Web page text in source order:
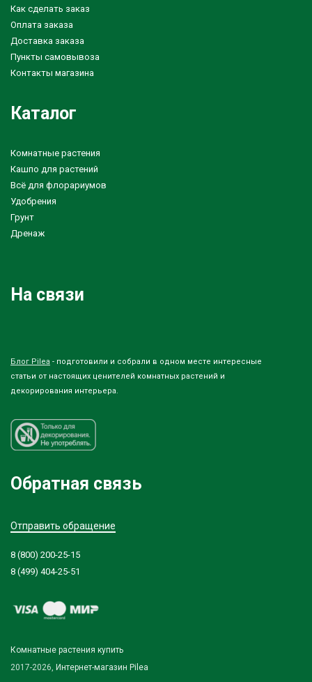
Как сделать заказ
Оплата заказа
Доставка заказа
Пункты самовывоза
Контакты магазина
Каталог
Комнатные растения
Кашпо для растений
Всё для флорариумов
Удобрения
Грунт
Дренаж
На связи
Блог Pilea - подготовили и собрали в одном месте интересные
статьи от настоящих ценителей комнатных растений и
декорирования интерьера.
Обратная связь
Отправить обращение
8 (800) 200-25-15
8 (499) 404-25-51
Комнатные растения купить
2017-2026, Интернет-магазин Pilea